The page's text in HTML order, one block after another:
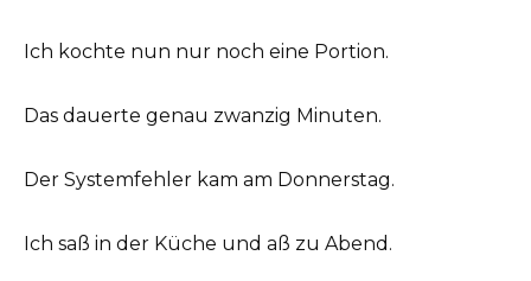
Ich kochte nun nur noch eine Portion.
Das dauerte genau zwanzig Minuten.
Der Systemfehler kam am Donnerstag.
Ich saß in der Küche und aß zu Abend.